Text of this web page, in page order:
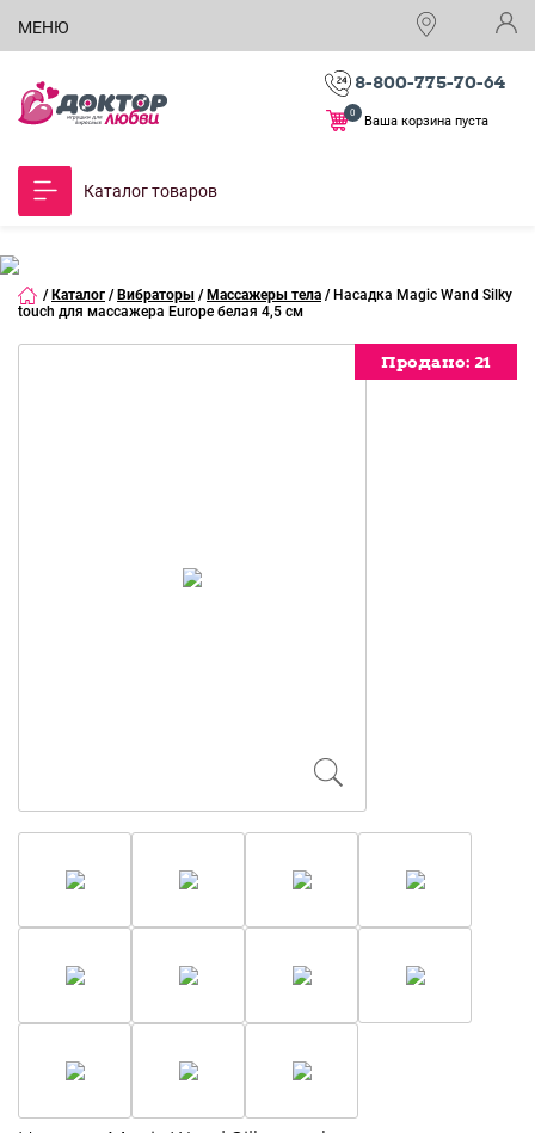
МЕНЮ
8-800-775-70-64
Ваша корзина пуста
0
Каталог товаров
/ Каталог / Вибраторы / Массажеры тела / Насадка Magic Wand Silky
touch для массажера Europe белая 4,5 см
Продано: 21
Продано: 21
Продано: 21
Продано: 21
Продано: 21
Продано: 21
Продано: 21
Продано: 21
Продано: 21
Продано: 21
Продано: 21